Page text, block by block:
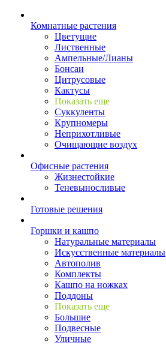
Комнатные растения
Цветущие
Лиственные
Ампельные/Лианы
Бонсаи
Цитрусовые
Кактусы
Показать еще
Суккуленты
Крупномеры
Неприхотливые
Очищающие воздух
Офисные растения
Жизнестойкие
Теневыносливые
Готовые решения
Горшки и кашпо
Натуральные материалы
Искусственные материалы
Автополив
Комплекты
Кашпо на ножках
Поддоны
Показать еще
Большие
Подвесные
Уличные